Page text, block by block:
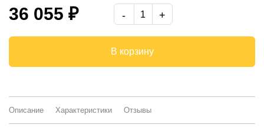
36 055 ₽
В корзину
Описание Характеристики Отзывы